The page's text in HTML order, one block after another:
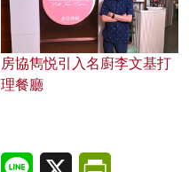
房協雋悦引入名廚李文基打
理餐廳
LinkedInLine X